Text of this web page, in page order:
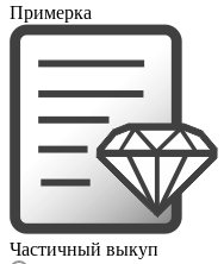
Примерка
Частичный выкуп